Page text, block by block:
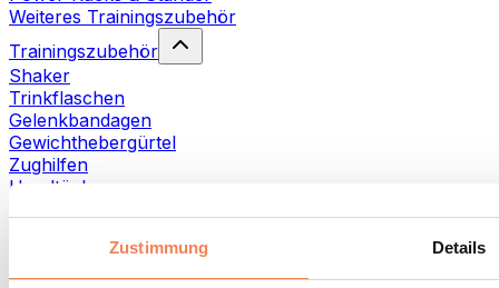
Zustimmung Details
Weiteres Trainingszubehör
Trainingszubehör
Shaker
Trinkflaschen
Gelenkbandagen
Gewichthebergürtel
Zughilfen
Handtücher